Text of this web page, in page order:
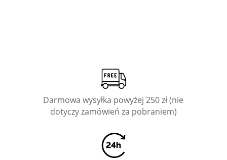
Darmowa wysyłka powyżej 250 zł (nie
dotyczy zamówień za pobraniem)